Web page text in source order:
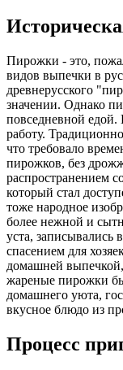
Пирожки - это,
видов выпечки в
древнерусского
значении. Однако
повседневной едой.
работу.
что требовало
пирожков, без
распространением
который стал
тоже народное
более нежной и
уста, записывались
спасением для
домашней
жареные пирожки
домашнего уюта,
вкусное блюдо из
Процесс